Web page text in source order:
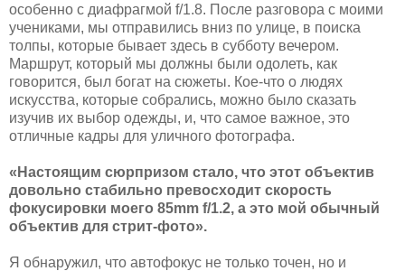
особенно с диафрагмой f/1.8. После разговора с моими
учениками, мы отправились вниз по улице, в поиска
толпы, которые бывает здесь в субботу вечером.
Маршрут, который мы должны были одолеть, как
говорится, был богат на сюжеты. Кое-что о людях
искусства, которые собрались, можно было сказать
изучив их выбор одежды, и, что самое важное, это
отличные кадры для уличного фотографа.
«Настоящим сюрпризом стало, что этот объектив
довольно стабильно превосходит скорость
фокусировки моего 85mm f/1.2, а это мой обычный
объектив для стрит-фото».
Я обнаружил, что автофокус не только точен, но и